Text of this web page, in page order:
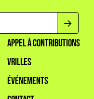
APPEL À CONTRIBUTIONS
VRILLES
ÉVÉNEMENTS